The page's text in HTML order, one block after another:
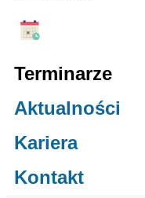
Terminarze
Aktualności
Kariera
Kontakt